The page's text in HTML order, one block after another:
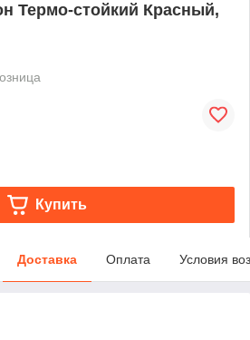
Термо-стойкий Красный,
Купить
Доставка Оплата Условия